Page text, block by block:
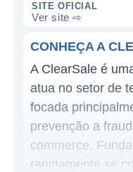
SITE OFICIAL
Ver site ⇨
CONHEÇA A
A ClearSale é
atua no setor de
focada
prevenção a
commerce.
rapidamente se